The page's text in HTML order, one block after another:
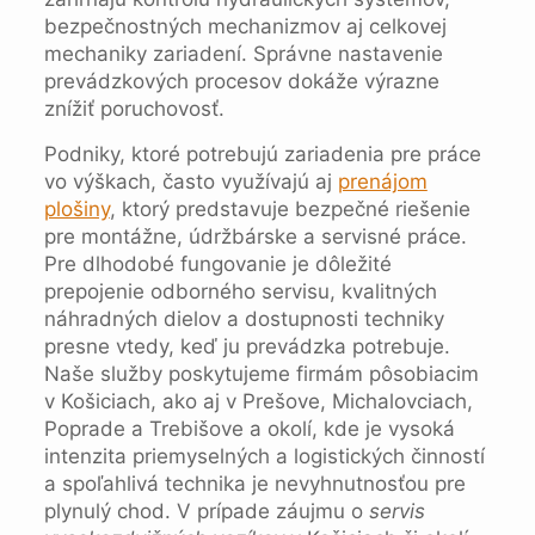
bezpečnostných mechanizmov aj celkovej
mechaniky zariadení. Správne nastavenie
prevádzkových procesov dokáže výrazne
znížiť poruchovosť.
Podniky, ktoré potrebujú zariadenia pre práce
vo výškach, často využívajú aj prenájom
plošiny, ktorý predstavuje bezpečné riešenie
pre montážne, údržbárske a servisné práce.
Pre dlhodobé fungovanie je dôležité
prepojenie odborného servisu, kvalitných
náhradných dielov a dostupnosti techniky
presne vtedy, keď ju prevádzka potrebuje.
Naše služby poskytujeme firmám pôsobiacim
v Košiciach, ako aj v Prešove, Michalovciach,
Poprade a Trebišove a okolí, kde je vysoká
intenzita priemyselných a logistických činností
a spoľahlivá technika je nevyhnutnosťou pre
plynulý chod. V prípade záujmu o servis